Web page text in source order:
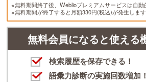
※無料期間終了後、Weblioプレミアムサービスは自動
※無料期間が終了すると月額330円(税込)が発生します
無料会員になると使える
検索履歴を保存できる！
語彙力診断の実施回数増加！